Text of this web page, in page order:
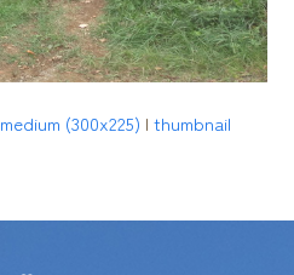
medium (300x225) |thumbnail